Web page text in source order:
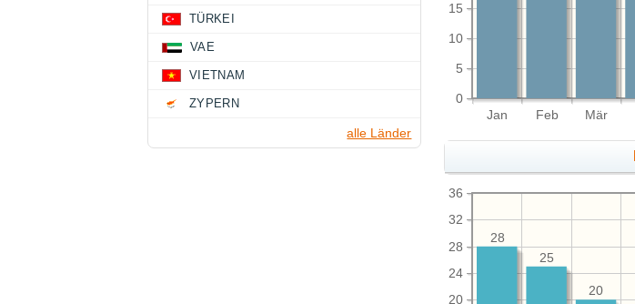
Jan Feb Mär
0
5
10
15
20
24
28
32
36
20
25
28
TÜRKEI
VAE
VIETNAM
ZYPERN
alle Länder